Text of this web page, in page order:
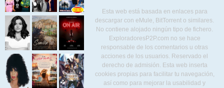
Esta web está basada en enlaces para
descargar con eMule, BitTorrent o similares.
No contiene alojado ningún tipo de fichero.
ExploradoresP2P.com no se hace
responsable de los comentarios u otras
acciones de los usuarios. Reservado el
derecho de admisión. Esta web inserta
cookies propias para facilitar tu navegación,
así como para mejorar la usabilidad y